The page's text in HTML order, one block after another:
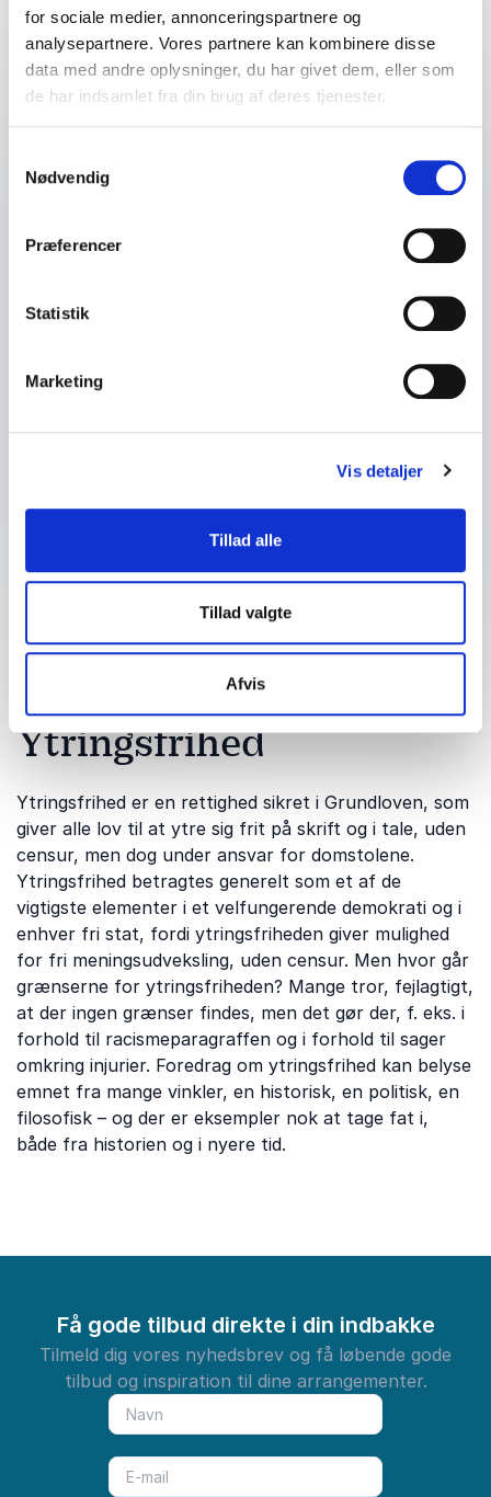
for sociale medier, annonceringspartnere og
analysepartnere. Vores partnere kan kombinere disse
data med andre oplysninger, du har givet dem, eller som
de har indsamlet fra din brug af deres tjenester.
Nødvendig
Præferencer
Statistik
Marketing
Vis detaljer
Tillad alle
Tillad valgte
Afvis
Dit navn*
Ytringsfrihed
Ytringsfrihed er en rettighed sikret i Grundloven, som
giver alle lov til at ytre sig frit på skrift og i tale, uden
censur, men dog under ansvar for domstolene.
Ytringsfrihed betragtes generelt som et af de
vigtigste elementer i et velfungerende demokrati og i
enhver fri stat, fordi ytringsfriheden giver mulighed
for fri meningsudveksling, uden censur. Men hvor går
grænserne for ytringsfriheden? Mange tror, fejlagtigt,
at der ingen grænser findes, men det gør der, f. eks. i
forhold til racismeparagraffen og i forhold til sager
omkring injurier. Foredrag om ytringsfrihed kan belyse
emnet fra mange vinkler, en historisk, en politisk, en
filosofisk – og der er eksempler nok at tage fat i,
både fra historien og i nyere tid.
Få gode tilbud direkte i din indbakke
Tilmeld dig vores nyhedsbrev og få løbende gode
tilbud og inspiration til dine arrangementer.